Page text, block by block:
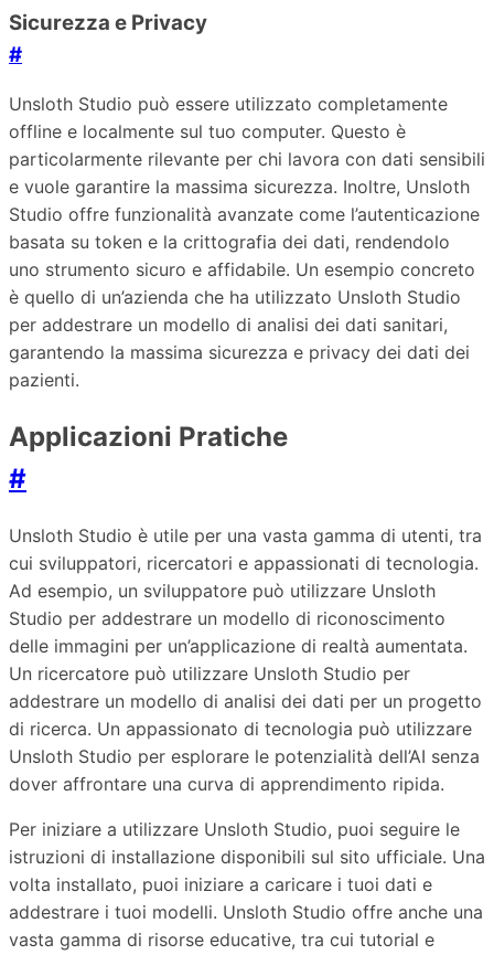
Sicurezza e Privacy
#
Unsloth Studio può essere utilizzato completamente
offline e localmente sul tuo computer. Questo è
particolarmente rilevante per chi lavora con dati sensibili
e vuole garantire la massima sicurezza. Inoltre, Unsloth
Studio offre funzionalità avanzate come l’autenticazione
basata su token e la crittografia dei dati, rendendolo
uno strumento sicuro e affidabile. Un esempio concreto
è quello di un’azienda che ha utilizzato Unsloth Studio
per addestrare un modello di analisi dei dati sanitari,
garantendo la massima sicurezza e privacy dei dati dei
pazienti.
Applicazioni Pratiche
#
Unsloth Studio è utile per una vasta gamma di utenti, tra
cui sviluppatori, ricercatori e appassionati di tecnologia.
Ad esempio, un sviluppatore può utilizzare Unsloth
Studio per addestrare un modello di riconoscimento
delle immagini per un’applicazione di realtà aumentata.
Un ricercatore può utilizzare Unsloth Studio per
addestrare un modello di analisi dei dati per un progetto
di ricerca. Un appassionato di tecnologia può utilizzare
Unsloth Studio per esplorare le potenzialità dell’AI senza
dover affrontare una curva di apprendimento ripida.
Per iniziare a utilizzare Unsloth Studio, puoi seguire le
istruzioni di installazione disponibili sul sito ufficiale. Una
volta installato, puoi iniziare a caricare i tuoi dati e
addestrare i tuoi modelli. Unsloth Studio offre anche una
vasta gamma di risorse educative, tra cui tutorial e